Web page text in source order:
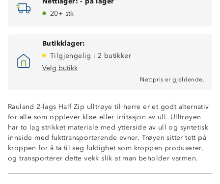
20+ stk
Butikklager:
Tilgjengelig i 2 butikker
Velg butikk
Nettpris er gjeldende.
Rauland 2-lags Half Zip ulltrøye til herre er et godt alternativ
for alle som opplever kløe eller irritasjon av ull. Ulltrøyen
har to lag strikket materiale med ytterside av ull og syntetisk
innside med fukttransporterende evner. Trøyen sitter tett på
kroppen for å ta til seg fuktighet som kroppen produserer,
og transporterer dette vekk slik at man beholder varmen.
Varmt 2-lags ullundertøy
Isolerende ytterlag, 100% merinoull
Fukttransporterende innside, 10% merinoull / 90%
polyester
Hurtigtørkende
MerinoPoly 2L™